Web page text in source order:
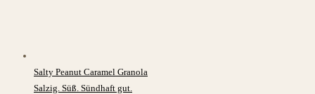
Salty Peanut Caramel Granola
Salzig. Süß. Sündhaft gut.